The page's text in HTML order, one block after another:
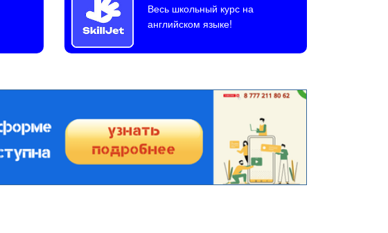
Весь школьный курс на
английском языке!